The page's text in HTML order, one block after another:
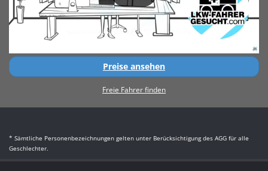
Preise ansehen
Freie Fahrer finden
* Sämtliche Personenbezeichnungen gelten unter Berücksichtigung des AGG für alle
Geschlechter.